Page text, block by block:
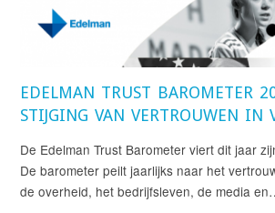
EDELMAN TRUST BAROMETER
STIJGING VAN VERTROUWEN IN
De Edelman Trust Barometer viert dit jaar
De barometer peilt jaarlijks naar het
de overheid, het bedrijfsleven, de media